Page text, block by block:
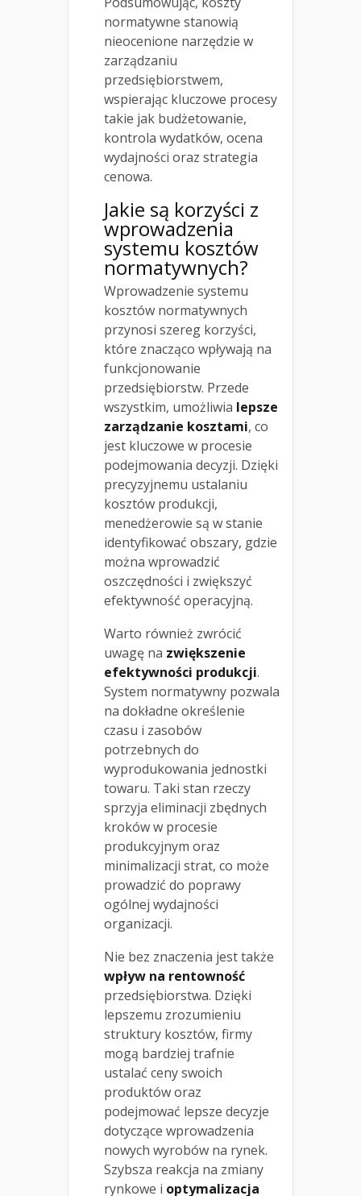
normatywne stanowią
nieocenione narzędzie w
zarządzaniu
przedsiębiorstwem,
wspierając kluczowe procesy
takie jak budżetowanie,
kontrola wydatków, ocena
wydajności oraz strategia
cenowa.
Jakie są korzyści z
wprowadzenia
systemu kosztów
normatywnych?
Wprowadzenie systemu
kosztów normatywnych
przynosi szereg korzyści,
które znacząco wpływają na
funkcjonowanie
przedsiębiorstw. Przede
wszystkim, umożliwia lepsze
zarządzanie kosztami, co
jest kluczowe w procesie
podejmowania decyzji. Dzięki
precyzyjnemu ustalaniu
kosztów produkcji,
menedżerowie są w stanie
identyfikować obszary, gdzie
można wprowadzić
oszczędności i zwiększyć
efektywność operacyjną.
Warto również zwrócić
uwagę na zwiększenie
efektywności produkcji.
System normatywny pozwala
na dokładne określenie
czasu i zasobów
potrzebnych do
wyprodukowania jednostki
towaru. Taki stan rzeczy
sprzyja eliminacji zbędnych
kroków w procesie
produkcyjnym oraz
minimalizacji strat, co może
prowadzić do poprawy
ogólnej wydajności
organizacji.
Nie bez znaczenia jest także
wpływ na rentowność
przedsiębiorstwa. Dzięki
lepszemu zrozumieniu
struktury kosztów, firmy
mogą bardziej trafnie
ustalać ceny swoich
produktów oraz
podejmować lepsze decyzje
dotyczące wprowadzenia
nowych wyrobów na rynek.
Szybsza reakcja na zmiany
rynkowe i optymalizacja